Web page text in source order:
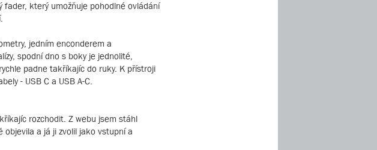
který umožňuje pohodlné ovládání
jedním enconderem a
spodní dno s boky je jednolité,
padne takříkajíc do ruky. K přístroji
- USB C a USB A-C.
rozchodit. Z webu jsem stáhl
a já ji zvolil jako vstupní a